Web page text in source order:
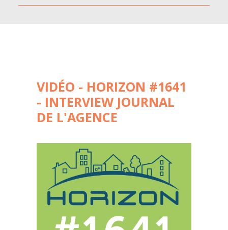
VIDÉO - HORIZON #1641
- INTERVIEW JOURNAL
DE L'AGENCE